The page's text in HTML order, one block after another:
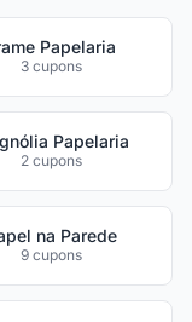
Papelaria
3 cupons
Papelaria
2 cupons
na Parede
9 cupons